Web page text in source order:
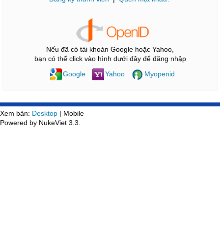
Nếu đã có tài khoản Google hoặc Yahoo,
bạn có thể click vào hình dưới đây để đăng nhập
Google
Yahoo Myopenid
Xem bản: Desktop | Mobile
Powered by NukeViet 3.3.